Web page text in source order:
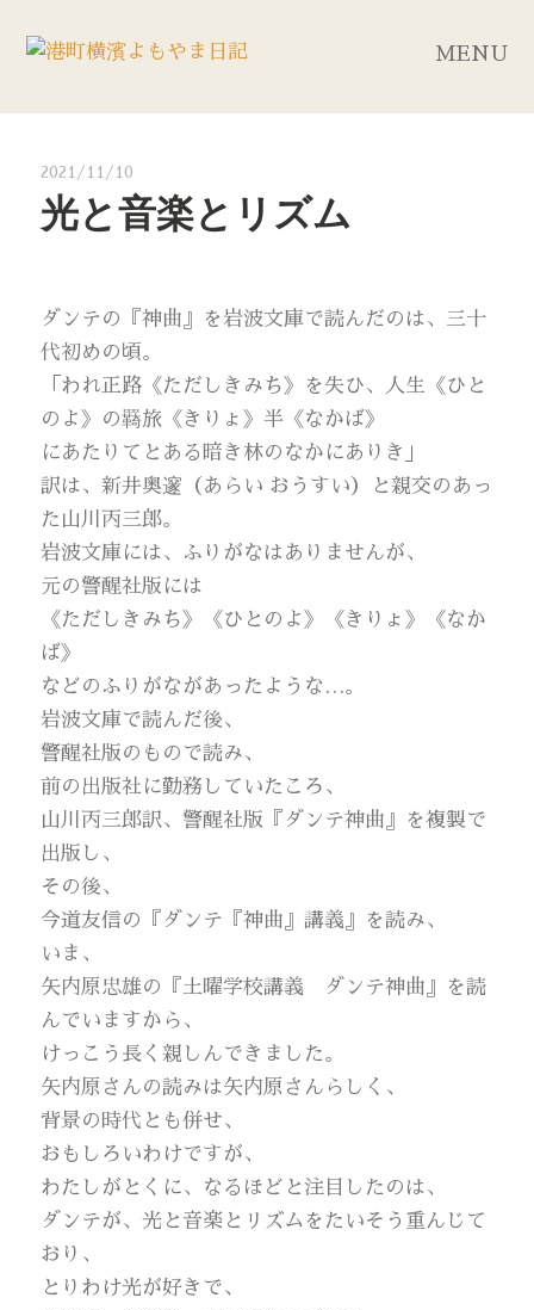
MENU
2021/11/10
光と音楽とリズム
ダンテの『神曲』を岩波文庫で読んだのは、三十
代初めの頃。
「われ正路《ただしきみち》を失ひ、人生《ひと
のよ》の羇旅《きりょ》半《なかば》
にあたりてとある暗き林のなかにありき」
訳は、新井奥邃（あらい おうすい）と親交のあっ
た山川丙三郎。
岩波文庫には、ふりがなはありませんが、
元の警醒社版には
《ただしきみち》《ひとのよ》《きりょ》《なか
ば》
などのふりがながあったような…。
岩波文庫で読んだ後、
警醒社版のもので読み、
前の出版社に勤務していたころ、
山川丙三郎訳、警醒社版『ダンテ神曲』を複製で
出版し、
その後、
今道友信の『ダンテ『神曲』講義』を読み、
いま、
矢内原忠雄の『土曜学校講義 ダンテ神曲』を読
んでいますから、
けっこう長く親しんできました。
矢内原さんの読みは矢内原さんらしく、
背景の時代とも併せ、
おもしろいわけですが、
わたしがとくに、なるほどと注目したのは、
ダンテが、光と音楽とリズムをたいそう重んじて
おり、
とりわけ光が好きで、